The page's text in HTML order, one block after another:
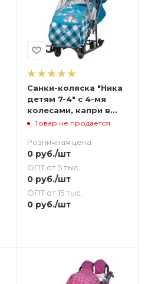
Санки-коляска "Ника
детям 7-4" с 4-мя
колесами, капри в
клетку
Товар не продается
Розничная цена
0руб./шт
ОПТ от 5 тыс.
0руб./шт
ОПТ от 15 тыс.
0руб./шт